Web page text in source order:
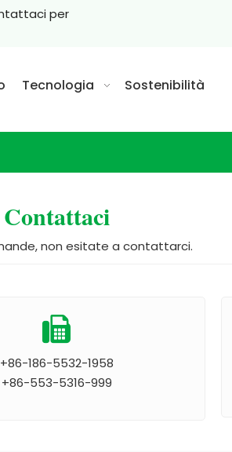
per
Tecnologia Sostenibilità
Contattaci
non esitate a contattarci.

+86-186-5532-1958
+86-553-5316-999